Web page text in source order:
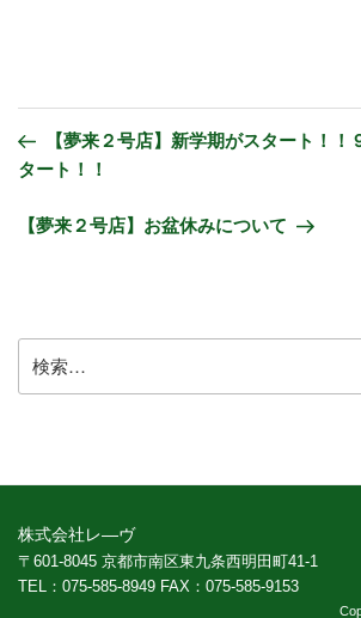
【夢来２号店】新学期がスタート！！
タート！！
【夢来２号店】お盆休みについて
株式会社レ―ヴ
〒601-8045 京都市南区東九条西明田町41-1
TEL：075-585-8949 FAX：075-585-9153